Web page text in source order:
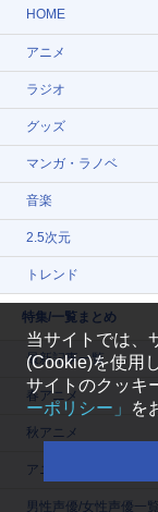
HOME
アニメ
ラジオ
グッズ
マンガ・ラノベ
音楽
2.5次元
トレンド
特集/一覧まとめ
最新記事一覧
春アニメ
秋アニメ
アニメ記事一覧
男性声優/女性声優一覧
当サイトでは、
(Cookie)を使用
サイトのクッキ
ーポリシー」
を